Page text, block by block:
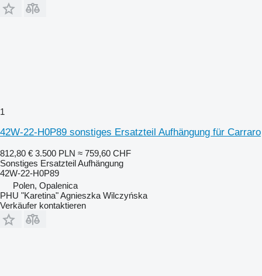
1
42W-22-H0P89 sonstiges Ersatzteil Aufhängung für Carraro
812,80 € 3.500 PLN ≈ 759,60 CHF
Sonstiges Ersatzteil Aufhängung
42W-22-H0P89
Polen, Opalenica
PHU "Karetina" Agnieszka Wilczyńska
Verkäufer kontaktieren